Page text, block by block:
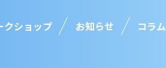
クショップ お知らせ コラム